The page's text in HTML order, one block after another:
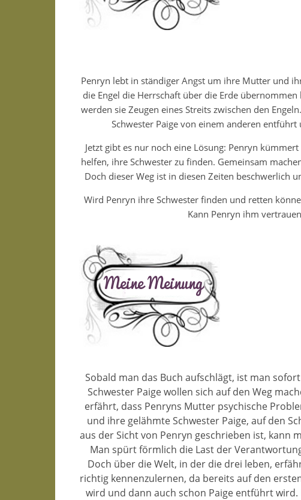
Penryn lebt in ständiger Angst um ihre Mutter und
die Engel die Herrschaft über die Erde
werden sie Zeugen eines Streits zwischen den
Schwester Paige von einem anderen
Jetzt gibt es nur noch eine Lösung: Penryn
helfen, ihre Schwester zu finden. Gemeinsam
Doch dieser Weg ist in diesen Zeiten beschwerlich
Wird Penryn ihre Schwester finden und retten
Kann Penryn ihm
Sobald man das Buch aufschlägt, ist man
Schwester Paige wollen sich auf den Weg
erfährt, dass Penryns Mutter psychische
und ihre gelähmte Schwester Paige, auf den
aus der Sicht von Penryn geschrieben ist, kann
Man spürt förmlich die Last der
Doch über die Welt, in der die drei leben,
richtig kennenzulernen, da bereits auf den
wird und dann auch schon Paige entführt